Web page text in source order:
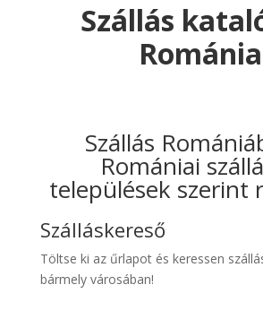
Repülőjegy
pénzvisszatérítéssel
Discover
Transzfer
Kiwi
Taxi
Szállás
Románia
Szállás
Romániai
települések szerint
Szálláskereső
Töltse ki az űrlapot és keressen
bármely városában!